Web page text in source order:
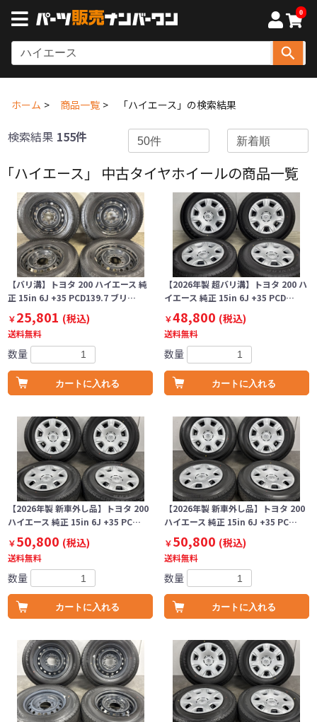
0
ホーム 商品一覧 「ハイエース」の検索結果
検索結果 155件
「ハイエース」 中古タイヤホイールの商品一覧
【バリ溝】トヨタ 200 ハイエース 純
正 15in 6J +35 PCD139.7 ブリ…
￥25,801 (税込)
送料無料
数量
カートに入れる
【2026年製 超バリ溝】トヨタ 200 ハ
イエース 純正 15in 6J +35 PCD…
￥48,800 (税込)
送料無料
数量
カートに入れる
【2026年製 新車外し品】トヨタ 200
ハイエース 純正 15in 6J +35 PC…
￥50,800 (税込)
送料無料
数量
カートに入れる
【2026年製 新車外し品】トヨタ 200
ハイエース 純正 15in 6J +35 PC…
￥50,800 (税込)
送料無料
数量
カートに入れる